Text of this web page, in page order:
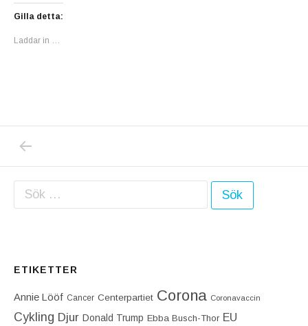
Gilla detta:
Laddar in …
Inläggsnavigering
Sök efter:
ETIKETTER
Annie Lööf Cancer Centerpartiet‎ Corona Coronavaccin
Cykling Djur Donald Trump Ebba Busch-Thor EU